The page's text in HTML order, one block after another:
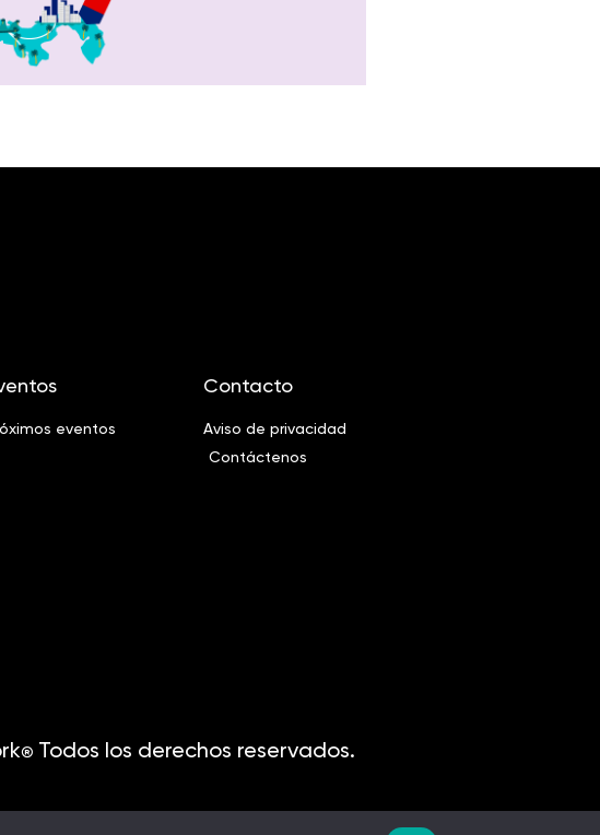
eventos
Contacto
Aviso de privacidad
Contáctenos
®Todos los derechos reservados.